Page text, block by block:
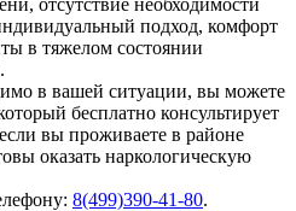
подход, комфорт
в тяжелом состоянии
в вашей ситуации, вы можете
бесплатно консультирует
вы проживаете в районе
оказать наркологическую
8(499)390-41-80.